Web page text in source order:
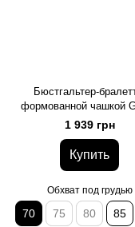
Бюстгальтер-
формованной чашкой
359, карамельный,
1 939 грн
Купить
Обхват под грудью
70 75 80 85